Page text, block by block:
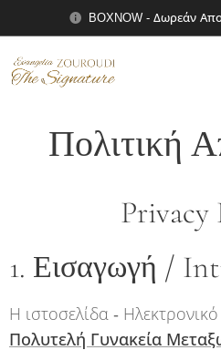
BOXNOW - Δωρεάν
Πολιτική
Privacy
1. Εισαγωγή /
Η ιστοσελίδα -
Πολυτελή Γυνακεία